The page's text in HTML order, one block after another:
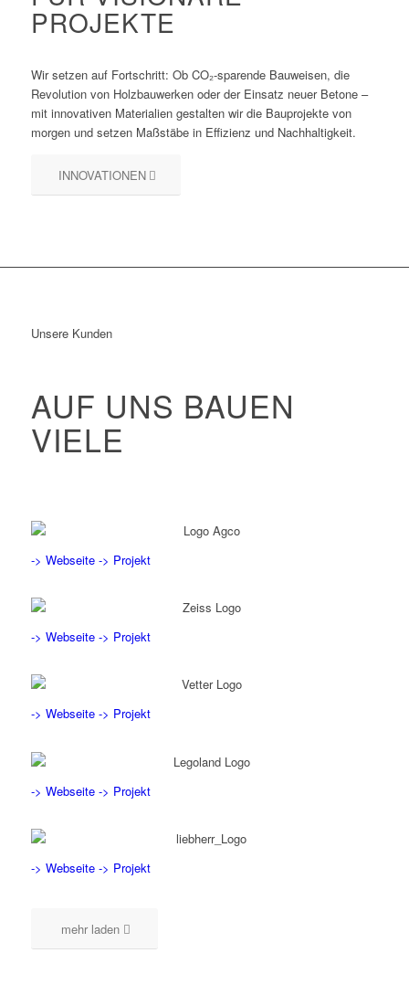
PROJEKTE
Wir setzen auf Fortschritt: Ob CO₂-sparende Bauweisen, die
Revolution von Holzbauwerken oder der Einsatz neuer Betone –
mit innovativen Materialien gestalten wir die Bauprojekte von
morgen und setzen Maßstäbe in Effizienz und Nachhaltigkeit.
INNOVATIONEN
Unsere Kunden
AUF UNS BAUEN
VIELE
-> Webseite -> Projekt
-> Webseite -> Projekt
-> Webseite -> Projekt
-> Webseite -> Projekt
-> Webseite -> Projekt
mehr laden